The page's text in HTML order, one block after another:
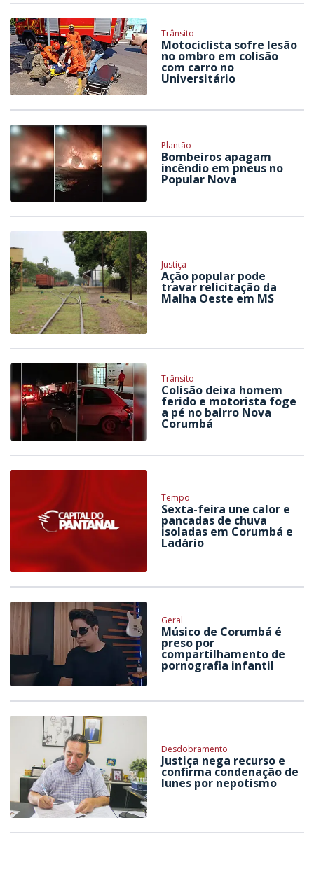
Trânsito
Motociclista sofre lesão
no ombro em colisão
com carro no
Universitário
Plantão
Bombeiros apagam
incêndio em pneus no
Popular Nova
Justiça
Ação popular pode
travar relicitação da
Malha Oeste em MS
Trânsito
Colisão deixa homem
ferido e motorista foge
a pé no bairro Nova
Corumbá
Tempo
Sexta-feira une calor e
pancadas de chuva
isoladas em Corumbá e
Ladário
Geral
Músico de Corumbá é
preso por
compartilhamento de
pornografia infantil
Desdobramento
Justiça nega recurso e
confirma condenação de
Iunes por nepotismo